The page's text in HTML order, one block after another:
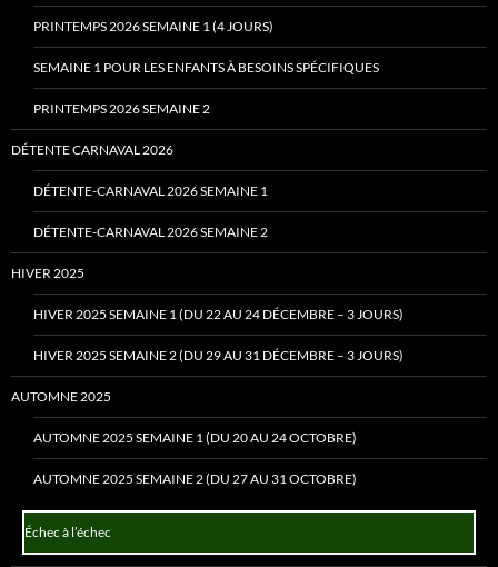
PRINTEMPS 2026 SEMAINE 1 (4 JOURS)
SEMAINE 1 POUR LES ENFANTS À BESOINS SPÉCIFIQUES
PRINTEMPS 2026 SEMAINE 2
DÉTENTE CARNAVAL 2026
DÉTENTE-CARNAVAL 2026 SEMAINE 1
DÉTENTE-CARNAVAL 2026 SEMAINE 2
HIVER 2025
HIVER 2025 SEMAINE 1 (DU 22 AU 24 DÉCEMBRE – 3 JOURS)
HIVER 2025 SEMAINE 2 (DU 29 AU 31 DÉCEMBRE – 3 JOURS)
AUTOMNE 2025
AUTOMNE 2025 SEMAINE 1 (DU 20 AU 24 OCTOBRE)
AUTOMNE 2025 SEMAINE 2 (DU 27 AU 31 OCTOBRE)
Échec à l’échec